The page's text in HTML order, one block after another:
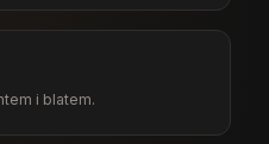
i blatem.